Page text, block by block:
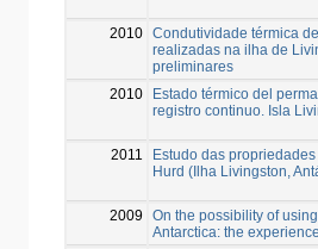
2010 Condutividade térmica
realizadas na ilha de
preliminares
2010
Estado térmico del
registro continuo. Isla
2011
Estudo das
Hurd (Ilha Livingston,
2009
On the possibility of
Antarctica: the